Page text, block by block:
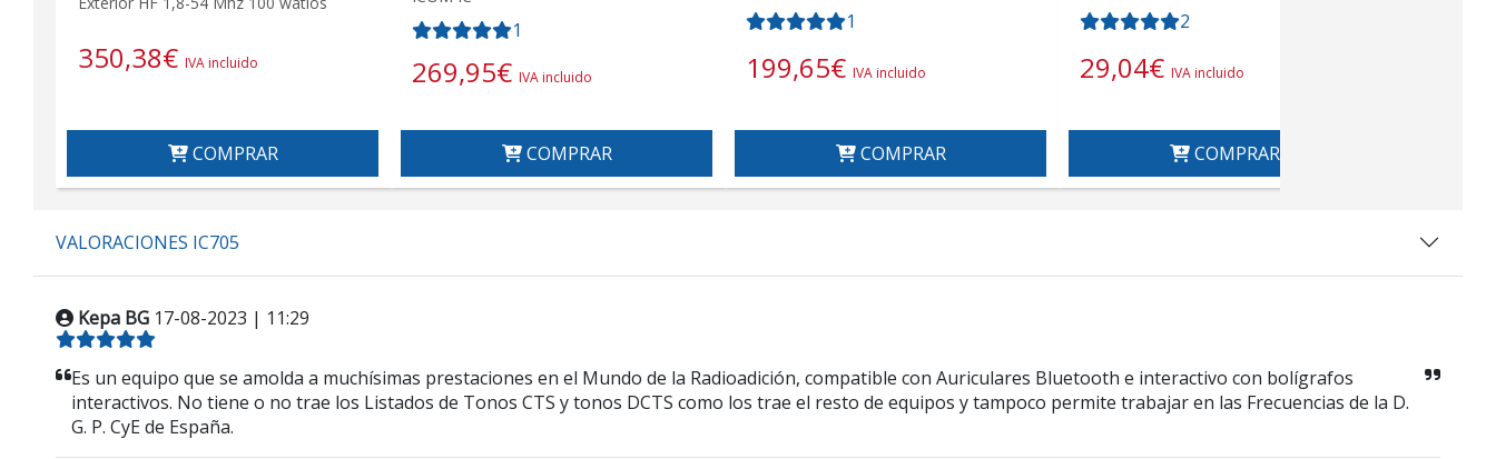
350,38€ IVA incluido
COMPRAR
1
269,95€ IVA incluido
COMPRAR
1
199,65€ IVA incluido
COMPRAR
2
29,04€ IVA incluido
COMPRAR
VALORACIONES IC705
Kepa BG 17-08-2023 | 11:29
Es un equipo que se amolda a muchísimas prestaciones en el Mundo de la Radioadición, compatible con Auriculares Bluetooth e interactivo con bolígrafos
interactivos. No tiene o no trae los Listados de Tonos CTS y tonos DCTS como los trae el resto de equipos y tampoco permite trabajar en las Frecuencias de la D.
G. P. CyE de España.